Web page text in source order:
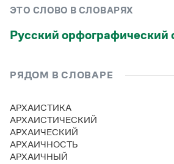
Словари русского языка как
для школьников
Письмовник
Справочник по пунктуации
Словарь-справочник трудностей
Справочник по фразеологии
Словарь русских имён
Словарь методических
(1956)
ЭТО СЛОВО В СЛОВАРЯХ
Русский орфографический
РЯДОМ В СЛОВАРЕ
АРХАИСТИКА
АРХАИСТИЧЕСКИЙ
АРХАИЧЕСКИЙ
АРХАИЧНОСТЬ
АРХАИЧНЫЙ